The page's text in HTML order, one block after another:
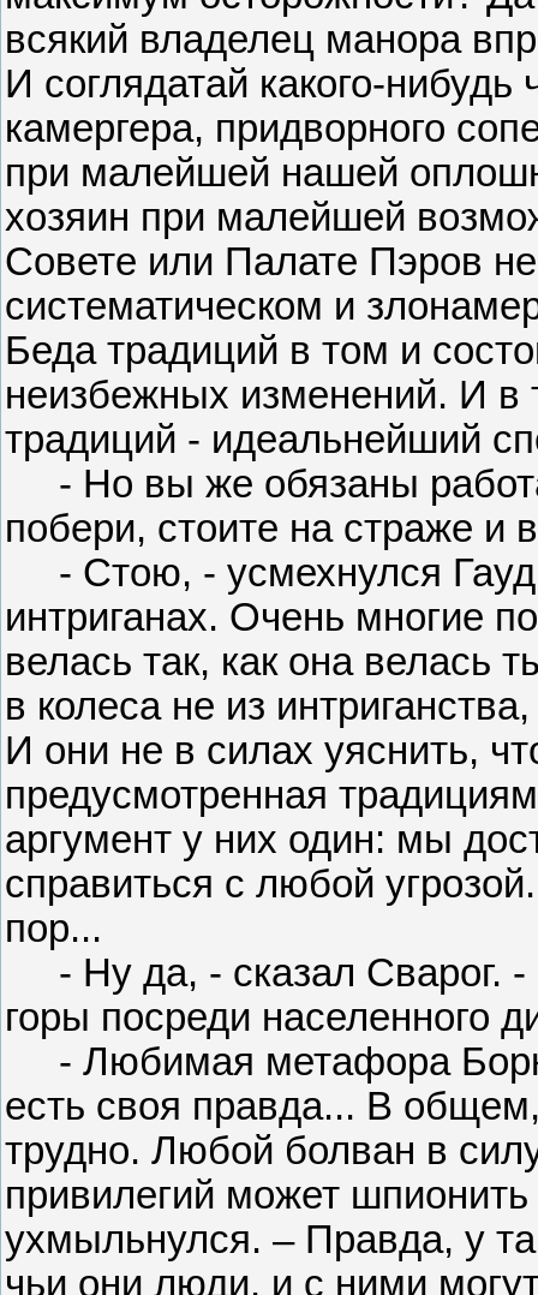
всякий владелец манора
И соглядатай какого-
камергера, придворного
при малейшей нашей
хозяин при малейшей
Совете или Палате Пэров
систематическом и
Беда традиций в том и
неизбежных изменений. И в
традиций - идеальнейший
- Но вы же обязаны
побери, стоите на страже и
- Стою, - усмехнулся
интриганах. Очень многие
велась так, как она велась
в колеса не из
И они не в силах уяснить,
предусмотренная
аргумент у них один: мы
справиться с любой
пор...
- Ну да, - сказал Сварог. -
горы посреди населенного
- Любимая метафора
есть своя правда... В
трудно. Любой болван в
привилегий может
ухмыльнулся. – Правда, у
чьи они люди, и с ними